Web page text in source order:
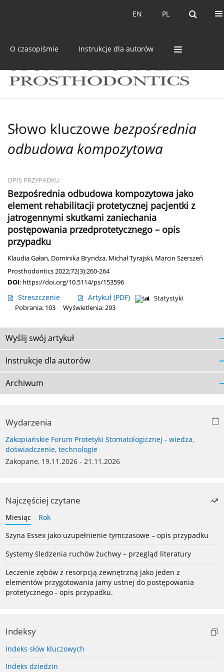
PL
EN PL
EN
O czasopiśmie Instrukcje dla autorów
Słowo kluczowe bezpośrednia
odbudowa kompozytowa
OPIS PRZYPADKU
Bezpośrednia odbudowa kompozytowa jako
element rehabilitacji protetycznej pacjentki z
jatrogennymi skutkami zaniechania
postępowania przedprotetycznego – opis
przypadku
Klaudia Gałan, Dominika Bryndza, Michał Tyrajski, Marcin Szerszeń
Prosthodontics 2022;72(3):260-264
DOI: https://doi.org/10.5114/ps/153596
Streszczenie Artykuł (PDF)
Statystyki
Pobrania: 103
Wyświetlenia: 293
Wyślij swój artykuł
Instrukcje dla autorów
Archiwum
Wydarzenia
Zakopiańskie Forum Protetyki Stomatologicznej - wiedza,
doświadczenie, technologie
Zakopane, 19.11.2026 - 21.11.2026
Najczęściej czytane
Miesiąc
Rok
Szyna Essex jako uzupełnienie tymczasowe – opis przypadku
Systemy śledzenia ruchów żuchwy – przegląd literatury
Leczenie zębów z resorpcją zewnętrzną jako jeden z
elementów przygotowania jamy ustnej do postępowania
protetycznego - opis przypadku.
Indeksy
Indeks słów kluczowych
Indeks dziedzin